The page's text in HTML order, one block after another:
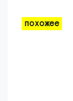
похожее